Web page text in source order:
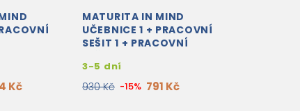
Kč
MATURITA IN MIND
UČEBNICE 1 + PRACOVNÍ
SEŠIT 1 + PRACOVNÍ
3-5 dní
930 Kč -15% 791 Kč